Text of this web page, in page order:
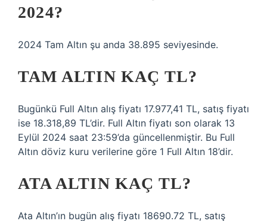
2024?
2024 Tam Altın şu anda 38.895 seviyesinde.
TAM ALTIN KAÇ TL?
Bugünkü Full Altın alış fiyatı 17.977,41 TL, satış fiyatı
ise 18.318,89 TL’dir. Full Altın fiyatı son olarak 13
Eylül 2024 saat 23:59’da güncellenmiştir. Bu Full
Altın döviz kuru verilerine göre 1 Full Altın 18’dir.
ATA ALTIN KAÇ TL?
Ata Altın’ın bugün alış fiyatı 18690.72 TL, satış